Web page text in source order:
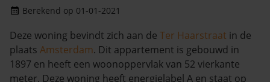
Berekend op 01-01-2021
Deze woning bevindt zich aan de Ter Haarstraat in de
plaats Amsterdam. Dit appartement is gebouwd in
1897 en heeft een woonoppervlak van 52 vierkante
meter. Deze woning heeft energielabel A en staat op